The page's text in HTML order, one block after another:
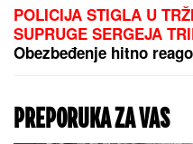
LANČANI SUDAR NA
prevezena u bolnicu,